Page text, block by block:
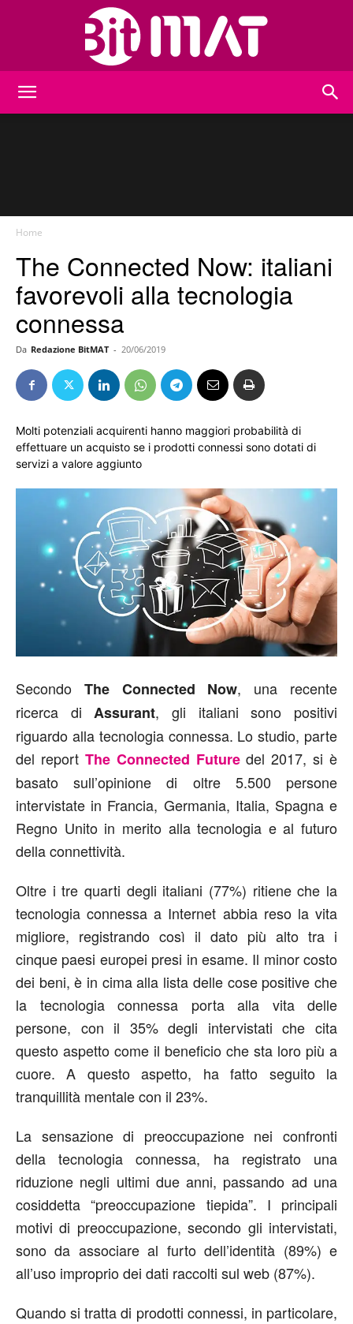
Home
The Connected Now: italiani
favorevoli alla tecnologia
connessa
Da Redazione BitMAT - 20/06/2019
Molti potenziali acquirenti hanno maggiori probabilità di
effettuare un acquisto se i prodotti connessi sono dotati di
servizi a valore aggiunto
Secondo The Connected Now, una recente
ricerca di Assurant, gli italiani sono positivi
riguardo alla tecnologia connessa. Lo studio, parte
del report The Connected Futuredel 2017, si è
basato sull’opinione di oltre 5.500 persone
intervistate in Francia, Germania, Italia, Spagna e
Regno Unito in merito alla tecnologia e al futuro
della connettività.
Oltre i tre quarti degli italiani (77%) ritiene che la
tecnologia connessa a Internet abbia reso la vita
migliore, registrando così il dato più alto tra i
cinque paesi europei presi in esame. Il minor costo
dei beni, è in cima alla lista delle cose positive che
la tecnologia connessa porta alla vita delle
persone, con il 35% degli intervistati che cita
questo aspetto come il beneficio che sta loro più a
cuore. A questo aspetto, ha fatto seguito la
tranquillità mentale con il 23%.
La sensazione di preoccupazione nei confronti
della tecnologia connessa, ha registrato una
riduzione negli ultimi due anni, passando ad una
cosiddetta “preoccupazione tiepida”. I principali
motivi di preoccupazione, secondo gli intervistati,
sono da associare al furto dell’identità (89%) e
all’uso improprio dei dati raccolti sul web (87%).
Quando si tratta di prodotti connessi, in particolare,